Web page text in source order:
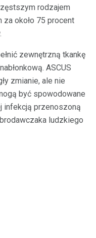
rodzajem
za około 75 procent
zewnętrzną tkankę
ASCUS
zmianie, ale nie
być spowodowane
infekcją przenoszoną
ludzkiego